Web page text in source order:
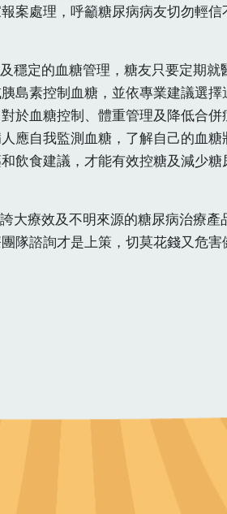
案處理，呼籲糖尿病病友切勿輕信
穩定的血糖管理，糖友只要定期就
島素控制血糖，並依專業建議選擇
於血糖控制、體重管理及降低合併
應自我監測血糖，了解自己的血糖
飲食建議，才能有效控糖及減少糖
大療效及不明來源的糖尿病治療產
隊諮詢才是上策，切莫花錢又危害